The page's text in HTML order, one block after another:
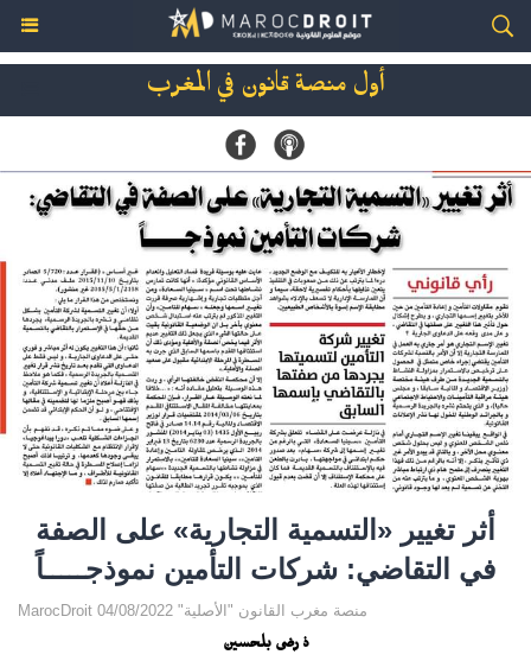
أول منصة قانون في المغرب
أثر تغيير «التسمية التجارية» على الصفة
في التقاضي: شركات التأمين نموذجـــــاً
MarocDroit منصة مغرب القانون "الأصلية" 04/08/2022
ذ رضى بلحسين